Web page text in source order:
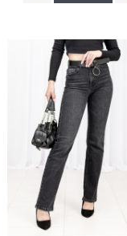
Наклейки Варіант з %